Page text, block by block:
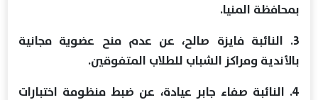
بمحافظة المنيا.
3. النائبة فايزة صالح، عن عدم منح عضوية مجانية
بالأندية ومراكز الشباب للطلاب المتفوقين.
4. النائبة صفاء جابر عيادة، عن ضبط منظومة اختبارات